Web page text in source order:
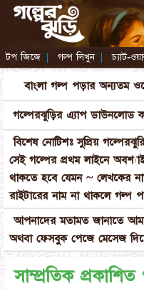
টপ জিজে | গল্প লিখুন | চ্যাট-
বাংলা গল্প পড়ার অন্যতম
গল্পেরঝুড়ির এ্যাপ ডাউনলোড
বিশেষ নোটিশঃ সুপ্রিয়
সেই গল্পের প্রথম লাইনে
থাকতে হবে যেমন ~ লেখকের
রাইটারের নাম না থাকলে গল্প
আপনাদের মতামত জানাতে
অথবা ফেসবুক পেজে মেসেজ
সাম্প্রতিক